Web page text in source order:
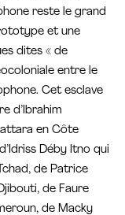
reste le grand
et une
dites « de
entre le
Cet esclave
d’Ibrahim
en Côte
Déby Itno qui
de Patrice
de Faure
de Macky